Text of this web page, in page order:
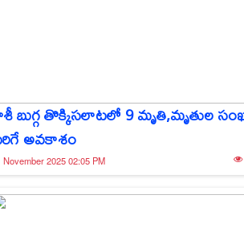
బుగ్గ తొక్కిసలాటలో 9 మృతి,మృతుల
అవకాశం
November 2025 02:05 PM